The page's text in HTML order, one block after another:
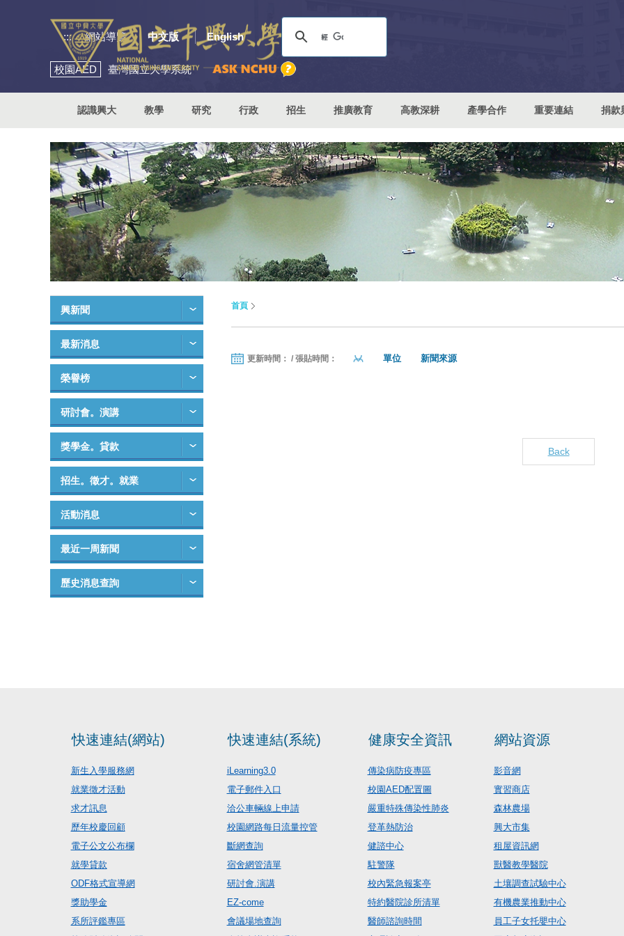
::: 網站導覽 中文版 English
校園AED 臺灣國立大學系統
認識興大 教學 研究 行政 招生 推廣教育 高教深耕 產學合作 重要連結 捐款
興新聞
最新消息
榮譽榜
研討會。演講
獎學金。貸款
招生。徵才。就業
活動消息
最近一周新聞
歷史消息查詢
首頁
更新時間： / 張貼時間： 單位 新聞來源
Back
快速連結(網站)
新生入學服務網
就業徵才活動
求才訊息
歷年校慶回顧
電子公文公布欄
就學貸款
ODF格式宣導網
獎助學金
系所評鑑專區
快速連結(系統)
iLearning3.0
電子郵件入口
洽公車輛線上申請
校園網路每日流量控管
斷網查詢
宿舍網管清單
研討會.演講
EZ-come
會議場地查詢
健康安全資訊
傳染病防疫專區
校園AED配置圖
嚴重特殊傳染性肺炎
登革熱防治
健諮中心
駐警隊
校內緊急報案亭
特約醫院診所清單
醫師諮詢時間
網站資源
影音網
實習商店
森林農場
興大市集
租屋資訊網
獸醫教學醫院
土壤調查試驗中心
有機農業推動中心
員工子女托嬰中心